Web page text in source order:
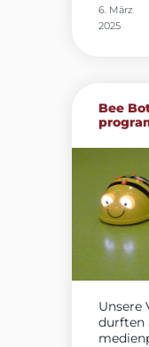
6. März
2025
Bee
Unsere
durften